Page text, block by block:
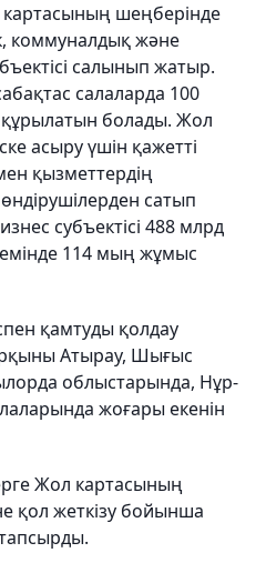
шеңберінде
коммуналдық және
салынып жатыр.
салаларда 100
болады. Жол
асыру үшін қажетті
қызметтердің
сатып
субъектісі 488 млрд
114 мың жұмыс
қамтуды қолдау
Атырау, Шығыс
облыстарында, Нұр-
жоғары екенін
Жол картасының
қол жеткізу бойынша